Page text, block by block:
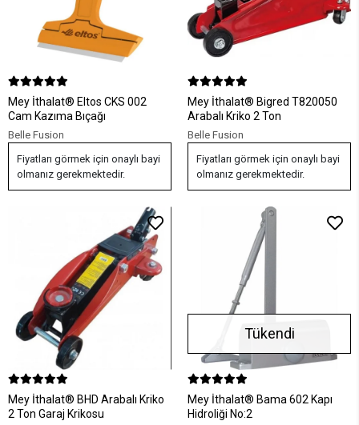
Mey İthalat® Eltos CKS 002
Cam Kazıma Bıçağı
Belle Fusion
Fiyatları görmek için onaylı bayi
olmanız gerekmektedir.
Mey İthalat® Bigred T820050
Arabalı Kriko 2 Ton
Belle Fusion
Fiyatları görmek için onaylı bayi
olmanız gerekmektedir.
Mey İthalat® BHD Arabalı Kriko
2 Ton Garaj Krikosu
Tükendi
Mey İthalat® Bama 602 Kapı
Hidroliği No:2